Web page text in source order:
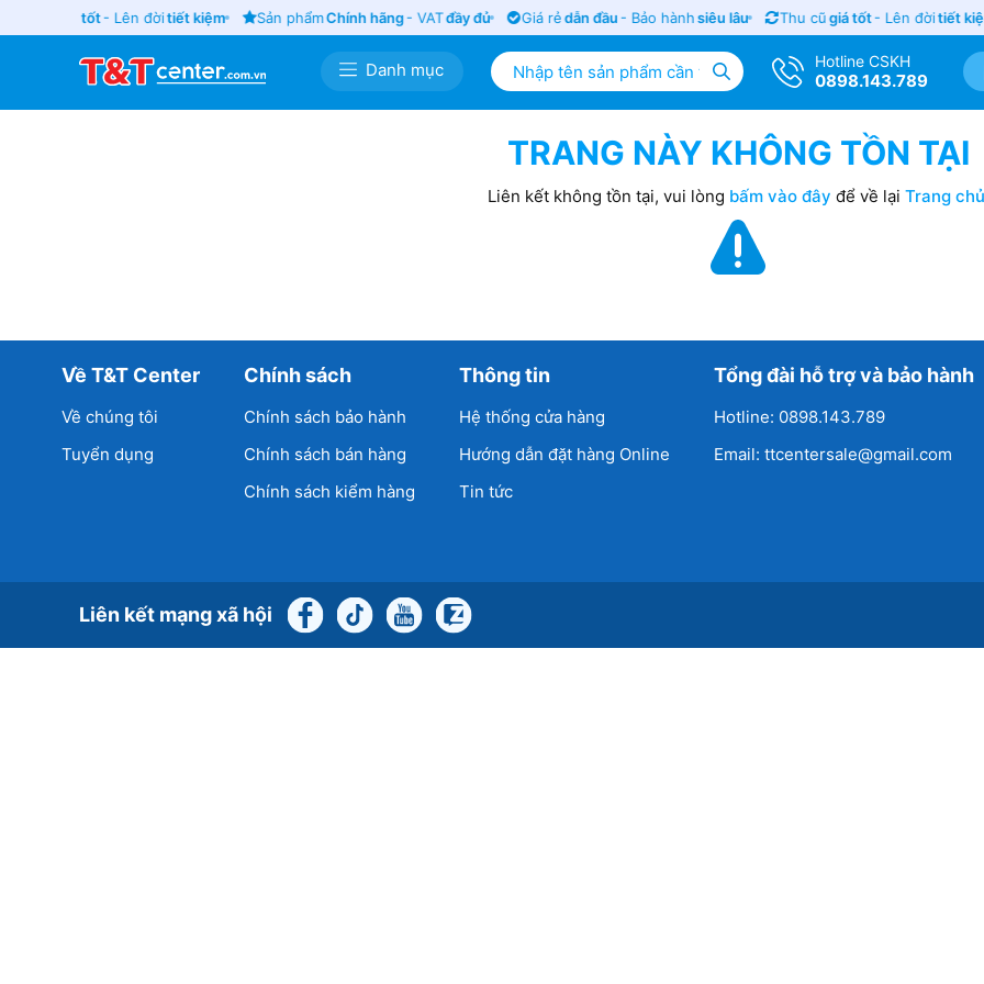
giá tốt- Lên đờitiết kiệm Sản phẩmChính hãng- VATđầy đủ Giá rẻdẫn đầu- Bảo hànhsiêu lâu Thu cũgiá tốt- Lên đờitiết
Danh mục Hotline CSKH
0898.143.789
TRANG NÀY KHÔNG TỒN TẠI
Liên kết không tồn tại, vui lòng bấm vào đây để về lại Trang chủ
Về T&T Center
Về chúng tôi
Tuyển dụng
Chính sách
Chính sách bảo hành
Chính sách bán hàng
Chính sách kiểm hàng
Thông tin
Hệ thống cửa hàng
Hướng dẫn đặt hàng Online
Tin tức
Tổng đài hỗ trợ và bảo hành
Hotline: 0898.143.789
Email: ttcentersale@gmail.com
Liên kết mạng xã hội